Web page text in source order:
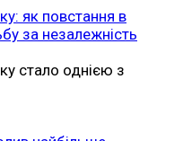
як повстання в
за незалежність
стало однією з